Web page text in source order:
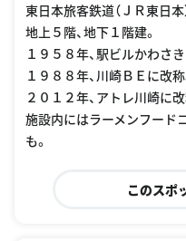
東日本旅客鉄道（ＪＲ東日
地上５階、地下１階建。
１９５８年、駅ビルかわさ
１９８８年、川崎ＢＥに改称
２０１２年、アトレ川崎に改
施設内にはラーメンフード
も。
このスポ